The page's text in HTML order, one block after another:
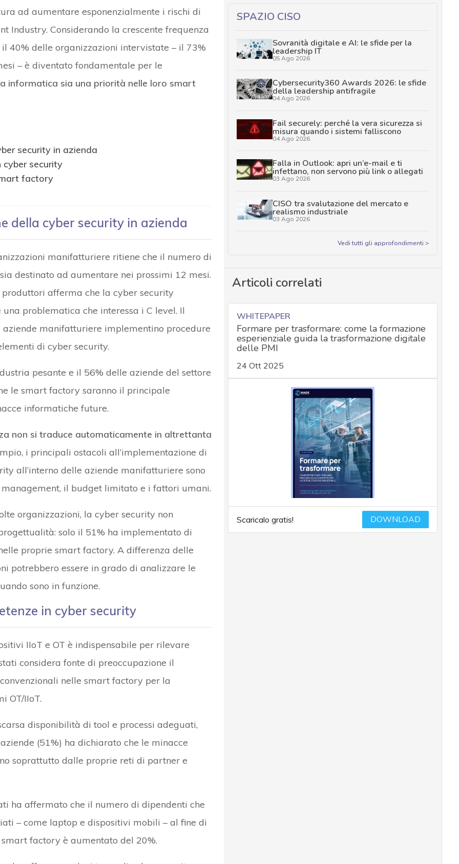
ad aumentare esponenzialmente i rischi di
Industry. Considerando la crescente frequenza
40% delle organizzazioni intervistate – il 73%
– è diventato fondamentale per le
informatica sia una priorità nelle loro smart
security in azienda
security
factory
della cyber security in azienda
manifatturiere ritiene che il numero di
destinato ad aumentare nei prossimi 12 mesi.
afferma che la cyber security
problematica che interessa i C level. Il
manifatturiere implementino procedure
di cyber security.
pesante e il 56% delle aziende del settore
le smart factory saranno il principale
informatiche future.
non si traduce automaticamente in altrettanta
i principali ostacoli all’implementazione di
all’interno delle aziende manifatturiere sono
il budget limitato e i fattori umani.
organizzazioni, la cyber security non
solo il 51% ha implementato di
proprie smart factory. A differenza delle
potrebbero essere in grado di analizzare le
sono in funzione.
in cyber security
IIoT e OT è indispensabile per rilevare
considera fonte di preoccupazione il
nelle smart factory per la
OT/IIoT.
disponibilità di tool e processi adeguati,
(51%) ha dichiarato che le minacce
soprattutto dalle proprie reti di partner e
ha affermato che il numero di dipendenti che
– come laptop e dispositivi mobili – al fine di
factory è aumentato del 20%.
SPAZIO CISO
Sovranità digitale e AI: le sfide per la
leadership IT
05 Ago 2026
Cybersecurity360 Awards 2026: le sfide
della leadership antifragile
04 Ago 2026
Fail securely: perché la vera sicurezza si
misura quando i sistemi falliscono
04 Ago 2026
Falla in Outlook: apri un’e-mail e ti
infettano, non servono più link o allegati
03 Ago 2026
CISO tra svalutazione del mercato e
realismo industriale
03 Ago 2026
Vedi tutti gli approfondimenti >
Articoli correlati
WHITEPAPER
Formare per trasformare: come la formazione
esperienziale guida la trasformazione digitale
delle PMI
24 Ott 2025
Scaricalo gratis! DOWNLOAD